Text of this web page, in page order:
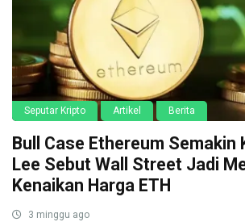
Seputar Kripto Artikel Berita
Bull Case Ethereum Semakin
Lee Sebut Wall Street Jadi
Kenaikan Harga ETH
3 minggu ago